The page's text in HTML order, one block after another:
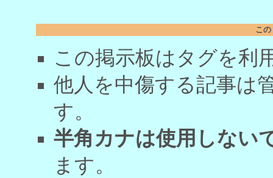
こ
この掲示板はタグを利
他人を中傷する記事は
す。
半角カナは使用しない
ます。